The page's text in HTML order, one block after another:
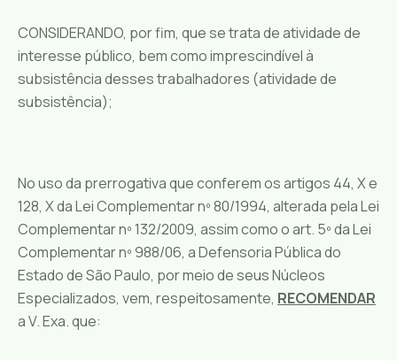
CONSIDERANDO, por fim, que se trata de atividade de
interesse público, bem como imprescindível à
subsistência desses trabalhadores (atividade de
subsistência);
No uso da prerrogativa que conferem os artigos 44, X e
128, X da Lei Complementar nº 80/1994, alterada pela Lei
Complementar nº 132/2009, assim como o art. 5º da Lei
Complementar nº 988/06, a Defensoria Pública do
Estado de São Paulo, por meio de seus Núcleos
Especializados, vem, respeitosamente, RECOMENDAR
a V. Exa. que: